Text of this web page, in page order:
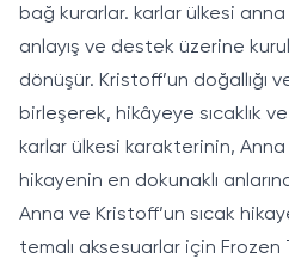
bağ kurarlar. karlar ülkesi anna
anlayış ve destek üzerine
dönüşür. Kristoff’un doğallığı
birleşerek, hikâyeye sıcaklık
karlar ülkesi karakterinin,
hikayenin en dokunaklı
Anna ve Kristoff’un sıcak
temalı aksesuarlar için Frozen